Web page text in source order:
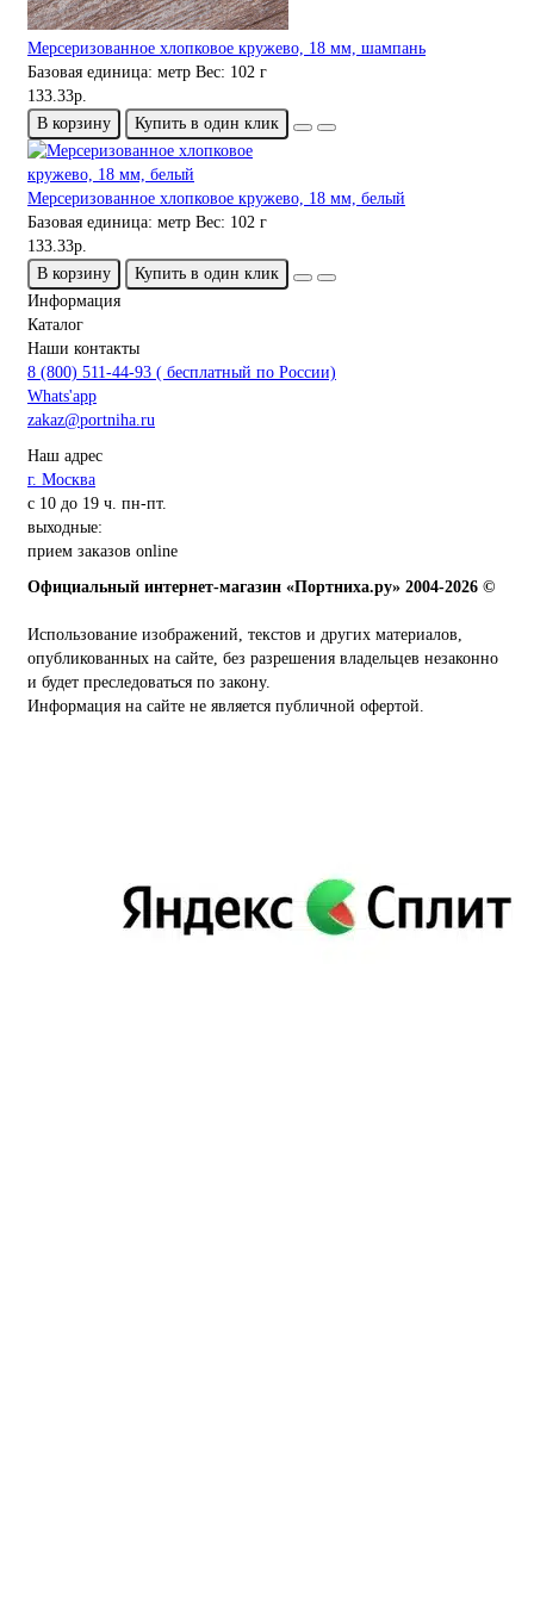
Мерсеризованное хлопковое кружево, 18 мм, шампань
Базовая единица: метр Вес: 102 г
133.33р.
В корзину
Купить в один клик
Мерсеризованное хлопковое кружево, 18 мм, белый
Базовая единица: метр Вес: 102 г
133.33р.
В корзину
Купить в один клик
Информация
Каталог
Наши контакты
8 (800) 511-44-93 ( бесплатный по России)
Whats'app
zakaz@portniha.ru
Наш адрес
г. Москва
с 10 до 19 ч. пн-пт.
выходные:
прием заказов online
Официальный интернет-магазин «Портниха.ру» 2004-2026 ©
Использование изображений, текстов и других материалов,
опубликованных на сайте, без разрешения владельцев незаконно
и будет преследоваться по закону.
Информация на сайте не является публичной офертой.